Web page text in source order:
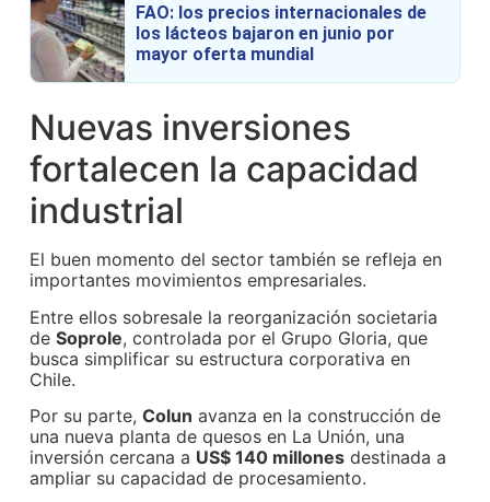
FAO: los precios internacionales de
los lácteos bajaron en junio por
mayor oferta mundial
Nuevas inversiones
fortalecen la capacidad
industrial
El buen momento del sector también se refleja en
importantes movimientos empresariales.
Entre ellos sobresale la reorganización societaria
deSoprole, controlada por el Grupo Gloria, que
busca simplificar su estructura corporativa en
Chile.
Por su parte,Colun avanza en la construcción de
una nueva planta de quesos en La Unión, una
inversión cercana a US$ 140 millones destinada a
ampliar su capacidad de procesamiento.